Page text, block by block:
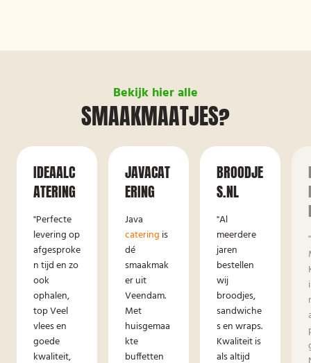
Bekijk hier alle
SMAAKMAATJES?
IDEAALC
ATERING
"Perfecte
levering op
afgesproke
n tijd en zo
ook
ophalen,
top Veel
vlees en
goede
kwaliteit,
JAVACAT
ERING
Java
catering is
dé
smaakmak
er uit
Veendam.
Met
huisgemaa
kte
buffetten
BROODJE
S.NL
"Al
meerdere
jaren
bestellen
wij
broodjes,
sandwiche
s en wraps.
Kwaliteit is
als altijd